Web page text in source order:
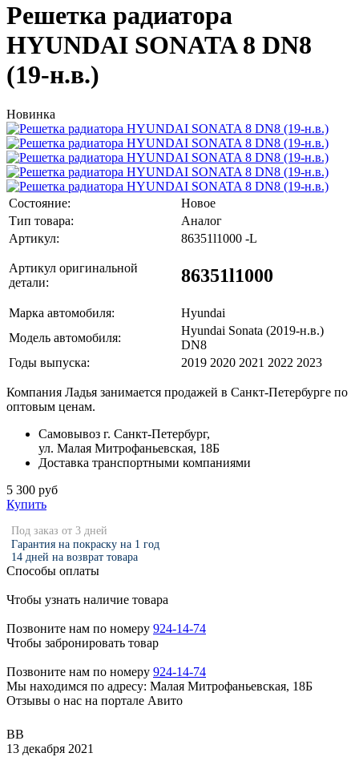
Решетка радиатора
HYUNDAI SONATA 8 DN8
(19-н.в.)
Новинка
Состояние:
Новое
Тип товара:
Аналог
Артикул:
86351l1000 -L
Артикул оригинальной
детали:
86351l1000
Марка автомобиля:
Hyundai
Модель автомобиля:
Hyundai Sonata (2019-н.в.)
DN8
Годы выпуска:
2019 2020 2021 2022 2023
Компания Ладья занимается продажей в Санкт-Петербурге по
оптовым ценам.
Самовывоз г. Санкт-Петербург,
ул. Малая Митрофаньевская, 18Б
Доставка транспортными компаниями
5 300 руб
Купить
Под заказ от 3 дней
Гарантия на покраску на 1 год
14 дней на возврат товара
Способы оплаты
Чтобы узнать наличие товара
Позвоните нам по номеру 924-14-74
Чтобы забронировать товар
Позвоните нам по номеру 924-14-74
Мы находимся по адресу: Малая Митрофаньевская, 18Б
Отзывы о нас на портале Авито
ВВ
13 декабря 2021